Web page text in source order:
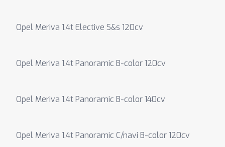
Opel Meriva 1.4t Elective S&s 120cv
Opel Meriva 1.4t Panoramic B-color 120cv
Opel Meriva 1.4t Panoramic B-color 140cv
Opel Meriva 1.4t Panoramic C/navi B-color 120cv